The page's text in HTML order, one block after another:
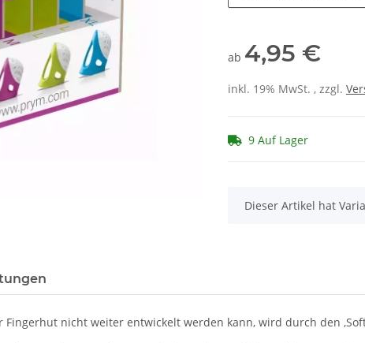
ab 4,95 €
inkl. 19% MwSt. , zzgl.
9 Auf Lager
x
Dieser Artikel hat
nicht weiter entwickelt werden kann, wird durch den